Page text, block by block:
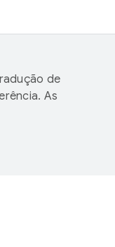
de
As